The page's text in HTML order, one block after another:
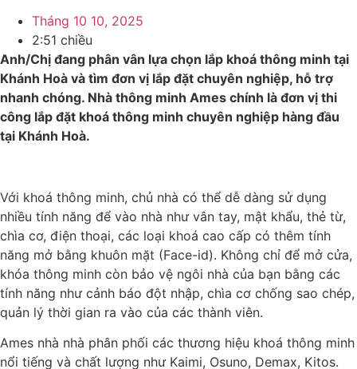
Tháng 10 10, 2025
2:51 chiều
Anh/Chị đang phân vân lựa chọn lắp khoá thông minh tại
Khánh Hoà và tìm đơn vị lắp đặt chuyên nghiệp, hỗ trợ
nhanh chóng. Nhà thông minh Ames chính là đơn vị thi
công lắp đặt khoá thông minh chuyên nghiệp hàng đầu
tại Khánh Hoà.
Với khoá thông minh, chủ nhà có thể dễ dàng sử dụng
nhiều tính năng để vào nhà như vân tay, mật khẩu, thẻ từ,
chìa cơ, điện thoại, các loại khoá cao cấp có thêm tính
năng mở bằng khuôn mặt (Face-id). Không chỉ để mở cửa,
khóa thông minh còn bảo vệ ngôi nhà của bạn bằng các
tính năng như cảnh báo đột nhập, chìa cơ chống sao chép,
quản lý thời gian ra vào của các thành viên.
Ames nhà nhà phân phối các thương hiệu khoá thông minh
nổi tiếng và chất lượng như Kaimi, Osuno, Demax, Kitos.